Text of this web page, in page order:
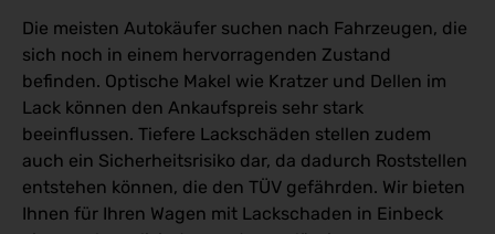
Die meisten Autokäufer suchen nach Fahrzeugen, die
sich noch in einem hervorragenden Zustand
befinden. Optische Makel wie Kratzer und Dellen im
Lack können den Ankaufspreis sehr stark
beeinflussen. Tiefere Lackschäden stellen zudem
auch ein Sicherheitsrisiko dar, da dadurch Roststellen
entstehen können, die den TÜV gefährden. Wir bieten
Ihnen für Ihren Wagen mit Lackschaden in Einbeck